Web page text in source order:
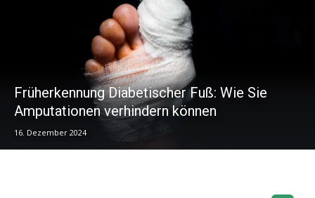
Früherkennung Diabetischer Fuß: Wie Sie
Amputationen verhindern können
16. Dezember 2024